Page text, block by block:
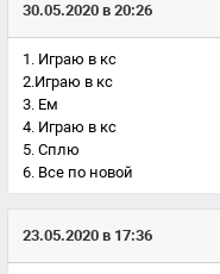
30.05.2020 в 20:26
1. Играю в кс
2.Играю в кс
3. Ем
4. Играю в кс
5. Сплю
6. Все по новой
23.05.2020 в 17:36